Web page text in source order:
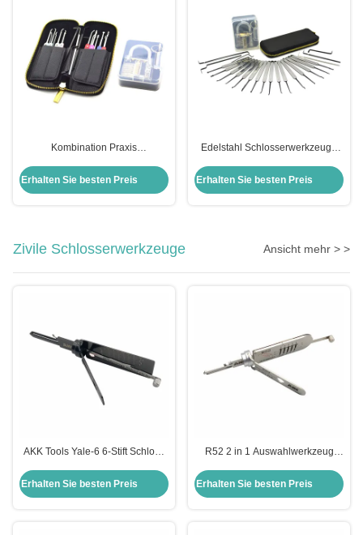
Kombination Praxis
22pcs Auto Lock Pick Kit Set
Erhalten Sie besten Preis
Edelstahl Schlosserwerkzeuge
transparenten Praxis
Erhalten Sie besten Preis
Zivile Schlosserwerkzeuge Ansicht mehr > >
AKK Tools Yale-6 6-Stift Schloss
Schloss Pick-Tool
Erhalten Sie besten Preis
R52 2 in 1 Auswahlwerkzeug
Türöffnungswerkzeug
Erhalten Sie besten Preis